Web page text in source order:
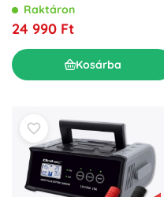
Raktáron
24 990 Ft
Kosárba